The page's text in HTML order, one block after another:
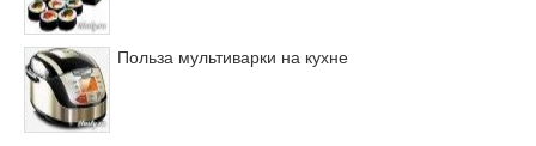
Польза мультиварки на кухне